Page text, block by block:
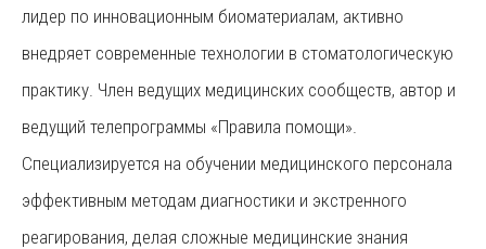
лидер по инновационным биоматериалам, активно
внедряет современные технологии в стоматологическую
практику. Член ведущих медицинских сообществ, автор и
ведущий телепрограммы «Правила помощи».
Специализируется на обучении медицинского персонала
эффективным методам диагностики и экстренного
реагирования, делая сложные медицинские знания